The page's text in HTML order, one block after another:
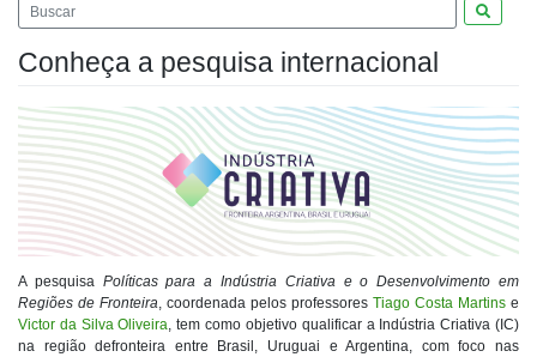
Conheça a pesquisa internacional
A pesquisa Políticas para a Indústria Criativa e o Desenvolvimento em
Regiões de Fronteira, coordenada pelos professores Tiago Costa Martins e
Victor da Silva Oliveira, tem como objetivo qualificar a Indústria Criativa (IC)
na região defronteira entre Brasil, Uruguai e Argentina, com foco nas